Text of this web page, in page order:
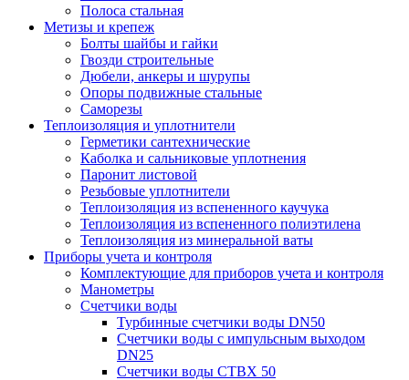
Полоса стальная
Метизы и крепеж
Болты шайбы и гайки
Гвозди строительные
Дюбели, анкеры и шурупы
Опоры подвижные стальные
Саморезы
Теплоизоляция и уплотнители
Герметики сантехнические
Каболка и сальниковые уплотнения
Паронит листовой
Резьбовые уплотнители
Теплоизоляция из вспененного каучука
Теплоизоляция из вспененного полиэтилена
Теплоизоляция из минеральной ваты
Приборы учета и контроля
Комплектующие для приборов учета и контроля
Манометры
Счетчики воды
Турбинные счетчики воды DN50
Счетчики воды с импульсным выходом
DN25
Счетчики воды СТВХ 50